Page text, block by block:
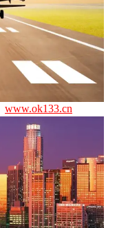
www.ok133.cn